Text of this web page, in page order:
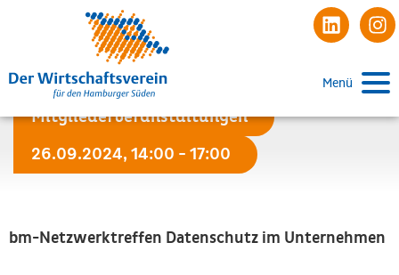
Menü
Mitgliederveranstaltungen
26.09.2024, 14:00 - 17:00
bm-Netzwerktreffen Datenschutz im Unternehmen